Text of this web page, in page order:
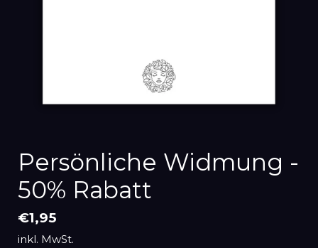
Persönliche Widmung -
50% Rabatt
Normaler
Preis
€1,95
inkl. MwSt.